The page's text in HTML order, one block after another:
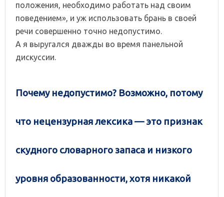
положения, необходимо работать над своим
поведением», и уж использовать брань в своей
речи совершенно точно недопустимо.
А я выругался дважды во время панельной
дискуссии.
Почему недопустимо? Возможно, потому
что нецензурная лексика — это признак
скудного словарного запаса и низкого
уровня образованности, хотя никакой